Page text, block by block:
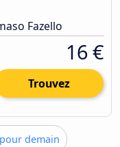
Fazello
16 €
Trouvez
demain